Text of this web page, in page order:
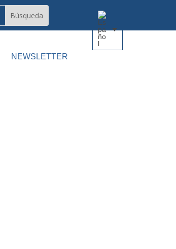
NEWSLETTER